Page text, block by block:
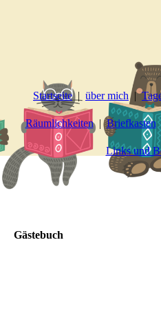
Startseite über mich
Räumlichkeiten Briefkasten
Links und
Gästebuch